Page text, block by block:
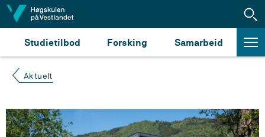
Hopp til innhald
Studietilbod Forsking Samarbeid
Aktuelt